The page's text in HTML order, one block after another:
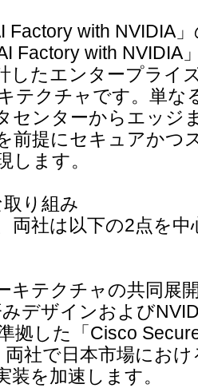
Factory with NVIDIA
Factory with NVIDIA
したエンタープライ
テクチャです。単な
センターからエッジ
前提にセキュアかつ
します。
り組み
社は以下の2点を中
キテクチャの共同展
デザインおよび
拠した「Cisco
両社で日本市場にお
装を加速します。